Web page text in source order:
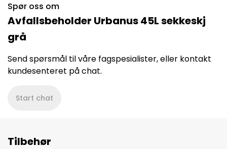
Spør oss om
Avfallsbeholder Urbanus 45L sekkeskj
grå
Send spørsmål til våre fagspesialister, eller kontakt
kundesenteret på chat.
Start chat
Tilbehør